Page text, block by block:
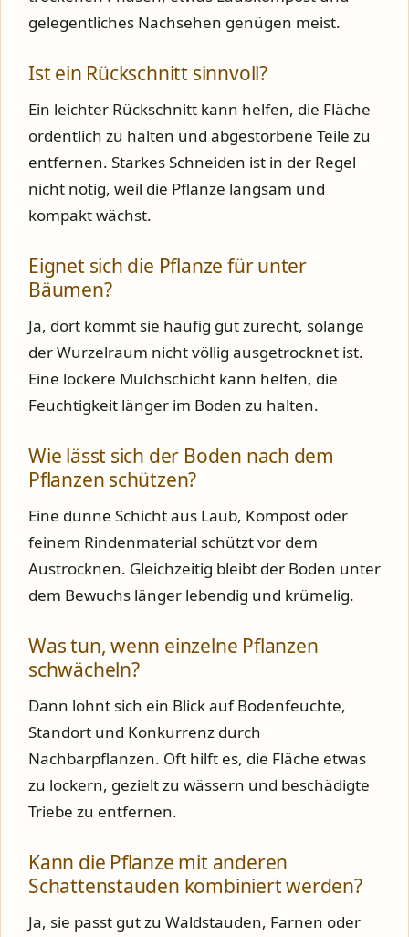
gelegentliches Nachsehen genügen meist.
Ist ein Rückschnitt sinnvoll?
Ein leichter Rückschnitt kann helfen, die Fläche
ordentlich zu halten und abgestorbene Teile zu
entfernen. Starkes Schneiden ist in der Regel
nicht nötig, weil die Pflanze langsam und
kompakt wächst.
Eignet sich die Pflanze für unter
Bäumen?
Ja, dort kommt sie häufig gut zurecht, solange
der Wurzelraum nicht völlig ausgetrocknet ist.
Eine lockere Mulchschicht kann helfen, die
Feuchtigkeit länger im Boden zu halten.
Wie lässt sich der Boden nach dem
Pflanzen schützen?
Eine dünne Schicht aus Laub, Kompost oder
feinem Rindenmaterial schützt vor dem
Austrocknen. Gleichzeitig bleibt der Boden unter
dem Bewuchs länger lebendig und krümelig.
Was tun, wenn einzelne Pflanzen
schwächeln?
Dann lohnt sich ein Blick auf Bodenfeuchte,
Standort und Konkurrenz durch
Nachbarpflanzen. Oft hilft es, die Fläche etwas
zu lockern, gezielt zu wässern und beschädigte
Triebe zu entfernen.
Kann die Pflanze mit anderen
Schattenstauden kombiniert werden?
Ja, sie passt gut zu Waldstauden, Farnen oder